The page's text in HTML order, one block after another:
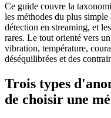
Ce guide couvre la
les méthodes du plus
détection en streaming, et
rares. Le tout orienté vers
vibration, température,
déséquilibrées et des
Trois types
de choisir une